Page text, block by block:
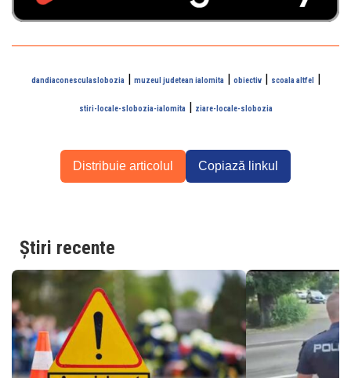
dandiaconesculaslobozia| muzeul judetean ialomita| obiectiv| scoala altfel |
stiri-locale-slobozia-ialomita| ziare-locale-slobozia
Distribuie articolul Copiază linkul
Știri recente